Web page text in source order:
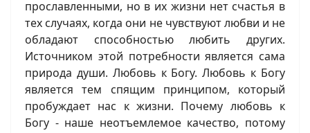
прославленными, но в их жизни нет счастья в
тех случаях, когда они не чувствуют любви и не
обладают способностью любить других.
Источником этой потребности является сама
природа души. Любовь к Богу. Любовь к Богу
является тем спящим принципом, который
пробуждает нас к жизни. Почему любовь к
Богу - наше неотъемлемое качество, потому